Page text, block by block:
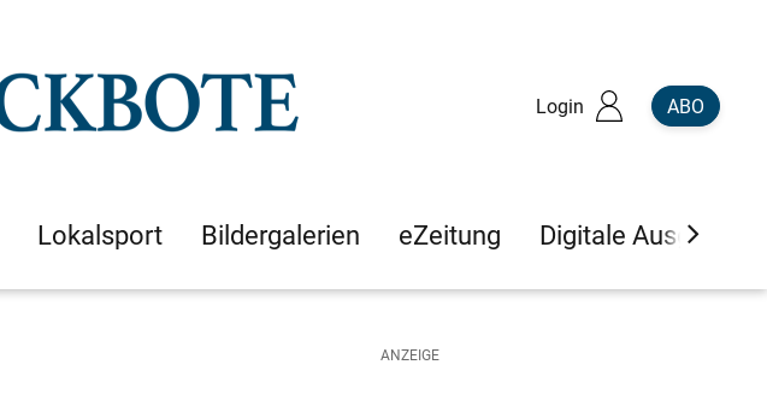
Login ABO
Lokalsport Bildergalerien eZeitung Digitale Ausgaben